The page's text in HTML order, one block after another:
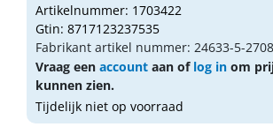
Artikelnummer: 1703422
Gtin: 8717123237535
Fabrikant artikel nummer: 24633-5-
Vraag een account aan of log in om
kunnen zien.
Tijdelijk niet op voorraad